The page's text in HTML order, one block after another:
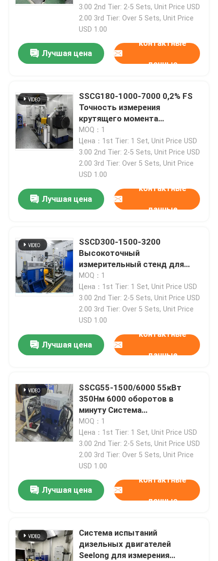
3.00 2nd Tier: 2-5 Sets, Unit Price USD
2.00 3rd Tier: Over 5 Sets, Unit Price
USD 1.00
Лучшая цена
контактные
данные
SSCG180-1000-7000 0,2% FS
Точность измерения
крутящего момента
Бензиновый двигатель
Производительность
Электрический динамометр
Испытательная скамейка
MOQ：1
Цена：1st Tier: 1 Set, Unit Price USD
3.00 2nd Tier: 2-5 Sets, Unit Price USD
2.00 3rd Tier: Over 5 Sets, Unit Price
USD 1.00
Лучшая цена
контактные
данные
SSCD300-1500-3200
Высокоточный
измерительный стенд для
испытания дизельных
двигателей с электрическим
динамометром, высоким
крутящим моментом и низкими
эксплуатационными
MOQ：1
Цена：1st Tier: 1 Set, Unit Price USD
3.00 2nd Tier: 2-5 Sets, Unit Price USD
2.00 3rd Tier: Over 5 Sets, Unit Price
USD 1.00
Лучшая цена
контактные
данные
SSCG55-1500/6000 55кВт
350Нм 6000 оборотов в
минуту Система
испытательной скамьи
бензинового двигателя
MOQ：1
Цена：1st Tier: 1 Set, Unit Price USD
3.00 2nd Tier: 2-5 Sets, Unit Price USD
2.00 3rd Tier: Over 5 Sets, Unit Price
USD 1.00
Лучшая цена
контактные
данные
Система испытаний
дизельных двигателей
Seelong для измерения